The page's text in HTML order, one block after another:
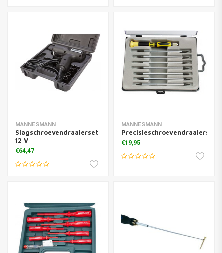
MANNESMANN
Slagschroevendraaierset
12 V
€64,47
MANNESMANN
Precisieschroevendraaierset
€19,95